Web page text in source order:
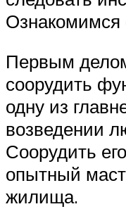
Ознакомимся
Первым
соорудить
одну из
возведении
Соорудить
опытный
жилища.